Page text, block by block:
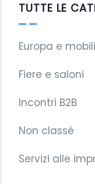
TUTTE LE
Europa e
Fiere e saloni
Incontri B2B
Non classé
Servizi alle